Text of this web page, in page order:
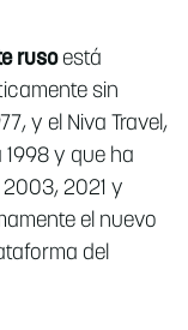
rusoestá
sin
y el Niva Travel,
y que ha
2021 y
el nuevo
del